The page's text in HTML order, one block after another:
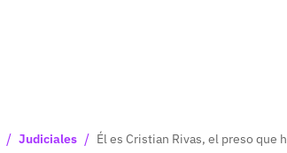
/ Judiciales / Él es Cristian Rivas, el preso que